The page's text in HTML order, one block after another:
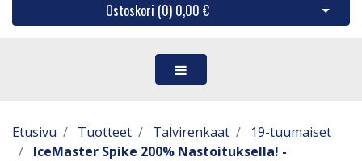
Ostoskori (0) 0,00 € Avaa
Etusivu Tuotteet Talvirenkaat
19-tuumaiset
IceMaster Spike 200% Nastoituksella! -